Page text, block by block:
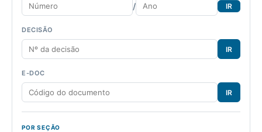
/ IR
DECISÃO
IR
E-DOC
IR
POR SEÇÃO